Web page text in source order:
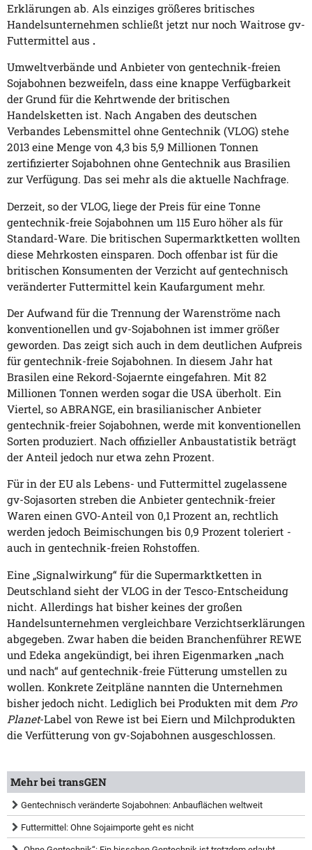
Erklärungen ab. Als einziges größeres britisches
Handelsunternehmen schließt jetzt nur noch Waitrose gv-
Futtermittel aus .
Umweltverbände und Anbieter von gentechnik-freien
Sojabohnen bezweifeln, dass eine knappe Verfügbarkeit
der Grund für die Kehrtwende der britischen
Handelsketten ist. Nach Angaben des deutschen
Verbandes Lebensmittel ohne Gentechnik (VLOG) stehe
2013 eine Menge von 4,3 bis 5,9 Millionen Tonnen
zertifizierter Sojabohnen ohne Gentechnik aus Brasilien
zur Verfügung. Das sei mehr als die aktuelle Nachfrage.
Derzeit, so der VLOG, liege der Preis für eine Tonne
gentechnik-freie Sojabohnen um 115 Euro höher als für
Standard-Ware. Die britischen Supermarktketten wollten
diese Mehrkosten einsparen. Doch offenbar ist für die
britischen Konsumenten der Verzicht auf gentechnisch
veränderter Futtermittel kein Kaufargument mehr.
Der Aufwand für die Trennung der Warenströme nach
konventionellen und gv-Sojabohnen ist immer größer
geworden. Das zeigt sich auch in dem deutlichen Aufpreis
für gentechnik-freie Sojabohnen. In diesem Jahr hat
Brasilen eine Rekord-Sojaernte eingefahren. Mit 82
Millionen Tonnen werden sogar die USA überholt. Ein
Viertel, so ABRANGE, ein brasilianischer Anbieter
gentechnik-freier Sojabohnen, werde mit konventionellen
Sorten produziert. Nach offizieller Anbaustatistik beträgt
der Anteil jedoch nur etwa zehn Prozent.
Für in der EU als Lebens- und Futtermittel zugelassene
gv-Sojasorten streben die Anbieter gentechnik-freier
Waren einen GVO-Anteil von 0,1 Prozent an, rechtlich
werden jedoch Beimischungen bis 0,9 Prozent toleriert -
auch in gentechnik-freien Rohstoffen.
Eine „Signalwirkung“ für die Supermarktketten in
Deutschland sieht der VLOG in der Tesco-Entscheidung
nicht. Allerdings hat bisher keines der großen
Handelsunternehmen vergleichbare Verzichtserklärungen
abgegeben. Zwar haben die beiden Branchenführer REWE
und Edeka angekündigt, bei ihren Eigenmarken „nach
und nach“ auf gentechnik-freie Fütterung umstellen zu
wollen. Konkrete Zeitpläne nannten die Unternehmen
bisher jedoch nicht. Lediglich bei Produkten mit dem Pro
Planet-Label von Rewe ist bei Eiern und Milchprodukten
die Verfütterung von gv-Sojabohnen ausgeschlossen.
Mehr bei transGEN
Gentechnisch veränderte Sojabohnen: Anbauflächen weltweit
Futtermittel: Ohne Sojaimporte geht es nicht